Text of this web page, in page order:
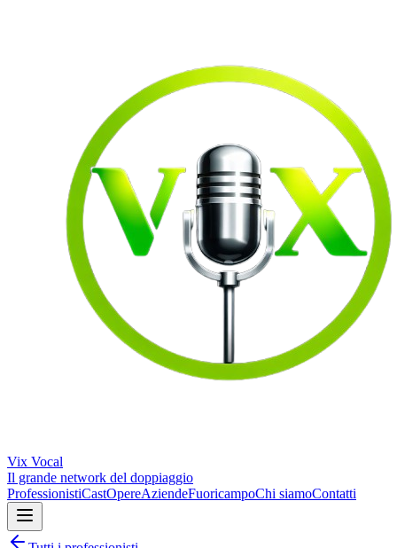
Vix Vocal
Il grande network del doppiaggio
ProfessionistiCastOpereAziendeFuoricampoChi siamoContatti